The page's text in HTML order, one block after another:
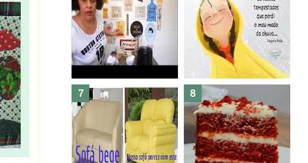
Dez bolos pra fazer antes de
morrer !
Haters, como surgiram?